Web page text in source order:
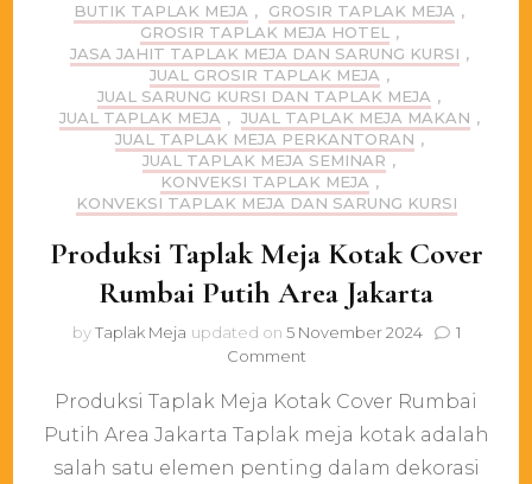
BUTIK TAPLAK MEJA , GROSIR TAPLAK MEJA ,
GROSIR TAPLAK MEJA HOTEL
,
JASA JAHIT TAPLAK MEJA DAN SARUNG KURSI ,
JUAL GROSIR TAPLAK MEJA ,
JUAL SARUNG KURSI DAN TAPLAK MEJA ,
JUAL TAPLAK MEJA , JUAL TAPLAK MEJA MAKAN ,
JUAL TAPLAK MEJA PERKANTORAN ,
JUAL TAPLAK MEJA SEMINAR ,
KONVEKSI TAPLAK MEJA ,
KONVEKSI TAPLAK MEJA DAN SARUNG KURSI
Produksi Taplak Meja Kotak Cover
Rumbai Putih Area Jakarta
byTaplak Meja updated on 5 November 2024
1
Commenton
Taplak
Meja
Kotak
Cover
Produksi Taplak Meja Kotak Cover Rumbai
Putih Area Jakarta Taplak meja kotak adalah
salah satu elemen penting dalam dekorasi